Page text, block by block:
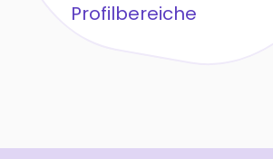
Profilbereiche